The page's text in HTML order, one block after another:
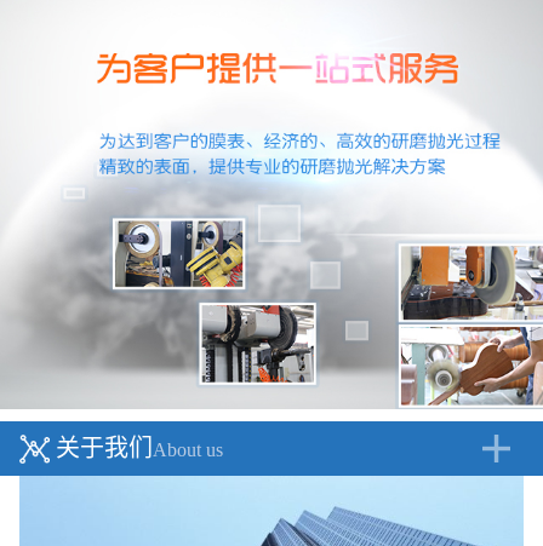
关于我们 About us